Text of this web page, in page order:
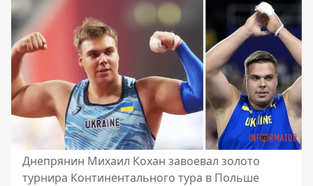
Днепрянин Михаил Кохан завоевал золото
турнира Континентального тура в Польше